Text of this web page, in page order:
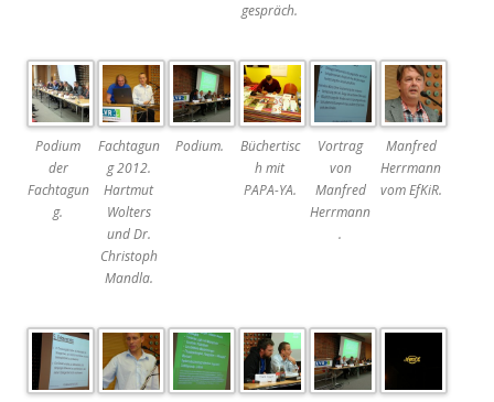
gespräch.
Podium
der
Fachtagun
g.
Fachtagun
g 2012.
Hartmut
Wolters
und Dr.
Christoph
Mandla.
Podium.
Büchertisc
h mit
PAPA-YA.
Vortrag
von
Manfred
Herrmann
.
Manfred
Herrmann
vom EfKiR.